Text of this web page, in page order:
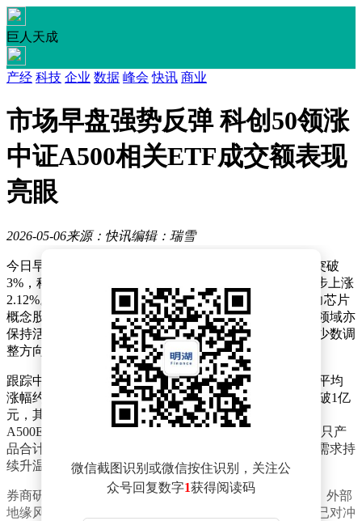
巨人天成
产经 科技 企业 数据 峰会 快讯 商业
市场早盘强势反弹 科创50领涨
中证A500相关ETF成交额表现
亮眼
2026-05-06来源：快讯编辑：瑞雪
今日早盘，A股市场呈现集体反弹态势，创业板指涨幅突破
3%，科创50指数盘中一度冲高超9%，中证A500指数同步上涨
2.12%。板块表现分化明显，科技类题材全面走强，算力芯片
概念股掀起涨停潮，存储芯片板块集体拉升，商业航天领域亦
保持活跃；而旅游酒店板块则出现集体回调，成为市场少数调
整方向。
跟踪中证A500指数的ETF产品表现亮眼，截至上午收盘平均
涨幅约2%。资金流向数据显示，11只相关ETF成交额突破1亿
元，其中A500ETF华泰柏瑞以40.55亿元成交额领跑，
A500ETF南方紧随其后，早盘成交额达36.65亿元。这两只产
品合计贡献超77亿元交易量，显示市场对核心资产配置需求持
续升温。
券商研究机构指出，当前A股上行趋势得到进一步确认。外部
地缘风险方面，霍尔木兹海峡局势虽持续波动，但市场已对冲
微信截图识别或微信按住识别，关注公
众号回复数字1获得阅读码